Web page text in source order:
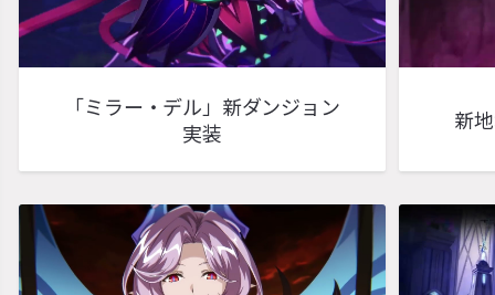
「ミラー・デル」新ダンジョン
実装
新